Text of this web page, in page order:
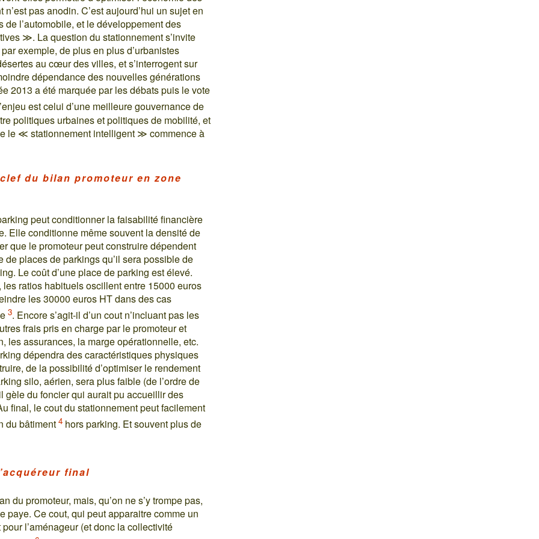
pas anodin. C’est aujourd’hui un sujet en
l’automobile, et le développement des
≫. La question du stationnement s’invite
exemple, de plus en plus d’urbanistes
au cœur des villes, et s’interrogent sur
dépendance des nouvelles générations
2013 a été marquée par les débats puis le vote
est celui d’une meilleure gouvernance de
politiques urbaines et politiques de mobilité, et
le ≪ stationnement intelligent ≫ commence à
du bilan promoteur en zone
peut conditionner la faisabilité financière
Elle conditionne même souvent la densité de
que le promoteur peut construire dépendent
places de parkings qu’il sera possible de
Le coût d’une place de parking est élevé.
ratios habituels oscillent entre 15000 euros
les 30000 euros HT dans des cas
3. Encore s’agit-il d’un cout n’incluant pas les
frais pris en charge par le promoteur et
les assurances, la marge opérationnelle, etc.
dépendra des caractéristiques physiques
de la possibilité d’optimiser le rendement
silo, aérien, sera plus faible (de l’ordre de
gèle du foncier qui aurait pu accueillir des
final, le cout du stationnement peut facilement
du bâtiment4 hors parking. Et souvent plus de
final
du promoteur, mais, qu’on ne s’y trompe pas,
paye. Ce cout, qui peut apparaitre comme un
l’aménageur (et donc la collectivité